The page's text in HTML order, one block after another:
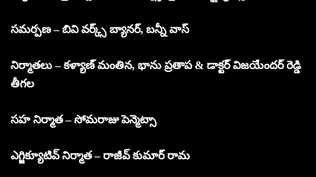
సమర్పణ – బివి వర్క్స్ బ్యానర్‌, బన్నీ వాస్
నిర్మాతలు – కళ్యాణ్ మంతిన, భాను ప్రతాప & డాక్టర్ విజయేందర్ రెడ్డి
తీగల
సహ నిర్మాత – సోమరాజు పెన్మెట్సా
ఎగ్జిక్యూటివ్ నిర్మాత – రాజీవ్ కుమార్ రామ